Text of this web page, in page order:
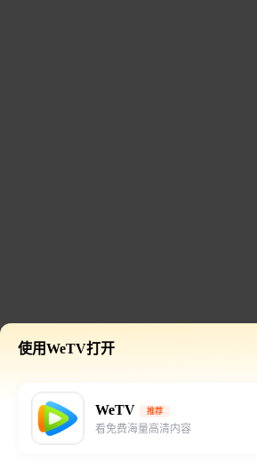
使用WeTV打开
WeTV 推荐
看免费海量高清内容